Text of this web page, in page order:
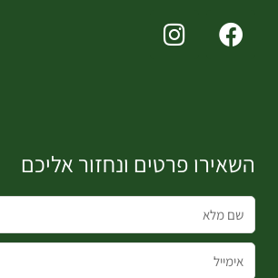
F
a
o
k
I
n
r
a
השאירו פרטים ונחזור אליכם